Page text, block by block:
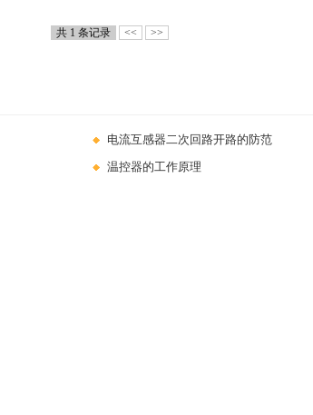
共 1 条记录 << >>
电流互感器二次回路开路的防范
温控器的工作原理